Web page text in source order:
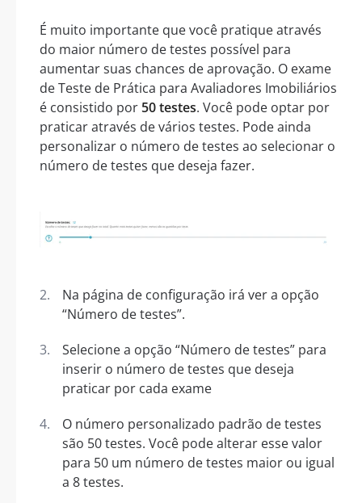
É muito importante que você pratique através
do maior número de testes possível para
aumentar suas chances de aprovação. O exame
de Teste de Prática para Avaliadores Imobiliários
é consistido por 50 testes. Você pode optar por
praticar através de vários testes. Pode ainda
personalizar o número de testes ao selecionar o
número de testes que deseja fazer.
Na página de configuração irá ver a opção
“Número de testes”.
Selecione a opção “Número de testes” para
inserir o número de testes que deseja
praticar por cada exame
O número personalizado padrão de testes
são 50 testes. Você pode alterar esse valor
para 50 um número de testes maior ou igual
a 8 testes.